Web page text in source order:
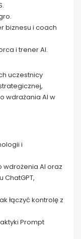
biznesu i coach
i trener AI.
uczestnicy
wdrażania AI w
i
AI oraz
łączyć kontrolę z
Prompt